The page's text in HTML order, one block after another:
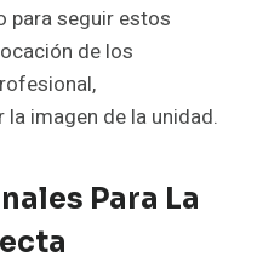
para seguir estos
de los
imagen de la unidad.
Para La